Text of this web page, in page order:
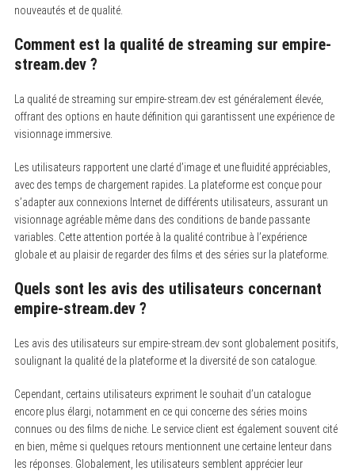
nouveautés et de qualité.
Comment est la qualité de streaming sur empire-
stream.dev ?
La qualité de streaming sur empire-stream.dev est généralement élevée,
offrant des options en haute définition qui garantissent une expérience de
visionnage immersive.
Les utilisateurs rapportent une clarté d’image et une fluidité appréciables,
avec des temps de chargement rapides. La plateforme est conçue pour
s’adapter aux connexions Internet de différents utilisateurs, assurant un
visionnage agréable même dans des conditions de bande passante
variables. Cette attention portée à la qualité contribue à l’expérience
globale et au plaisir de regarder des films et des séries sur la plateforme.
Quels sont les avis des utilisateurs concernant
empire-stream.dev ?
Les avis des utilisateurs sur empire-stream.dev sont globalement positifs,
soulignant la qualité de la plateforme et la diversité de son catalogue.
Cependant, certains utilisateurs expriment le souhait d’un catalogue
encore plus élargi, notamment en ce qui concerne des séries moins
connues ou des films de niche. Le service client est également souvent cité
en bien, même si quelques retours mentionnent une certaine lenteur dans
les réponses. Globalement, les utilisateurs semblent apprécier leur